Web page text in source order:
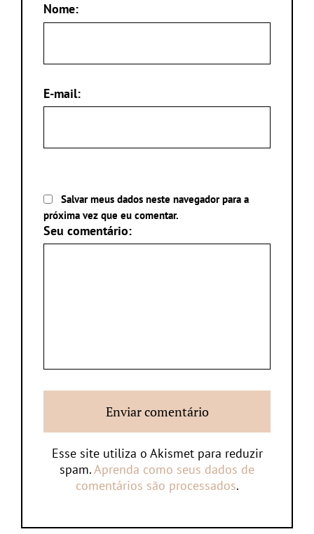
Nome:
E-mail:
Salvar meus dados neste navegador para a
próxima vez que eu comentar.
Seu comentário:
Esse site utiliza o Akismet para reduzir
spam.Aprenda como seus dados de
comentários são processados.